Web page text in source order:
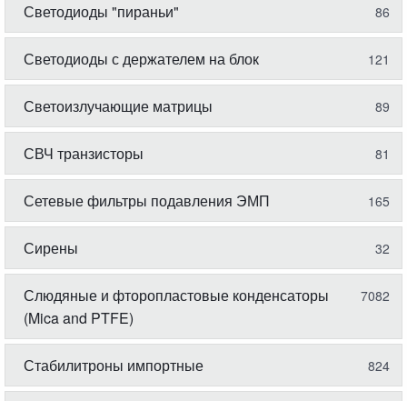
Светодиоды "пираньи" 86
Светодиоды с держателем на блок 121
Светоизлучающие матрицы 89
СВЧ транзисторы 81
Сетевые фильтры подавления ЭМП 165
Сирены 32
Слюдяные и фторопластовые конденсаторы
(Mica and PTFE)
7082
Стабилитроны импортные 824